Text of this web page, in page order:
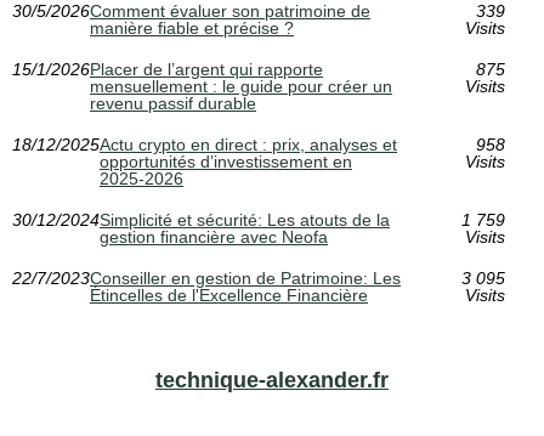
30/5/2026Comment évaluer son patrimoine de
manière fiable et précise ?
339
Visits
15/1/2026Placer de l’argent qui rapporte
mensuellement : le guide pour créer un
revenu passif durable
875
Visits
18/12/2025Actu crypto en direct : prix, analyses et
opportunités d’investissement en
2025‑2026
958
Visits
30/12/2024Simplicité et sécurité: Les atouts de la
gestion financière avec Neofa
1 759
Visits
22/7/2023Conseiller en gestion de Patrimoine: Les
Étincelles de l'Excellence Financière
3 095
Visits
technique-alexander.fr